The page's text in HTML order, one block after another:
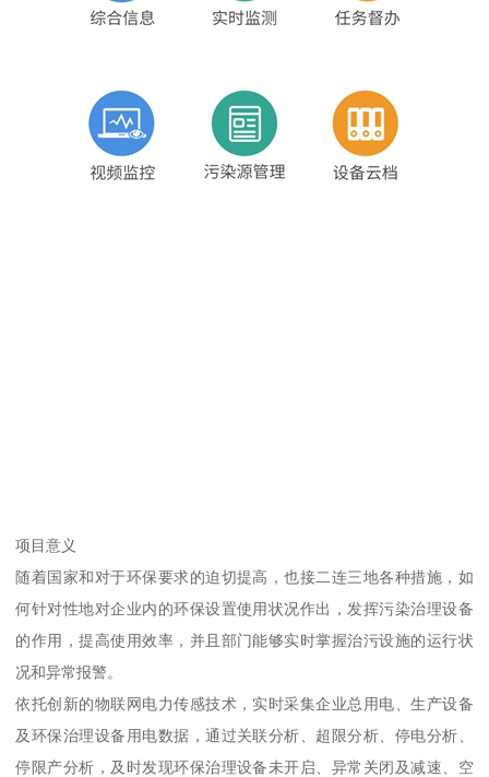
项目意义
随着国家和对于环保要求的迫切提高，也接二连三地各种措施，如
何针对性地对企业内的环保设置使用状况作出，发挥污染治理设备
的作用，提高使用效率，并且部门能够实时掌握治污设施的运行状
况和异常报警。
依托创新的物联网电力传感技术，实时采集企业总用电、生产设备
及环保治理设备用电数据，通过关联分析、超限分析、停电分析、
停限产分析，及时发现环保治理设备未开启、异常关闭及减速、空